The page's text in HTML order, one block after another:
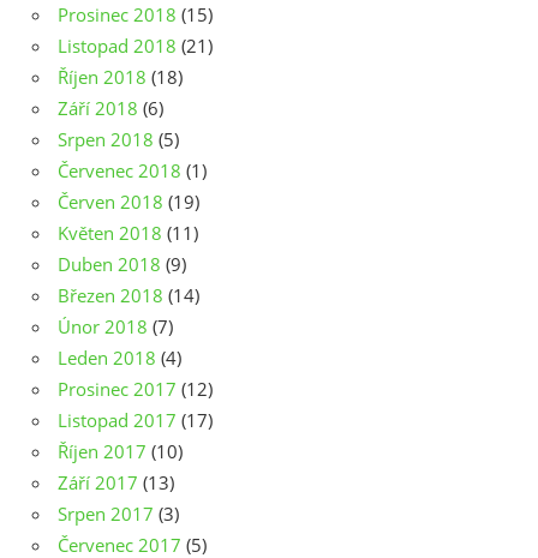
Prosinec 2018 (15)
Listopad 2018 (21)
Říjen 2018 (18)
Září 2018 (6)
Srpen 2018 (5)
Červenec 2018 (1)
Červen 2018 (19)
Květen 2018 (11)
Duben 2018 (9)
Březen 2018 (14)
Únor 2018 (7)
Leden 2018 (4)
Prosinec 2017 (12)
Listopad 2017 (17)
Říjen 2017 (10)
Září 2017 (13)
Srpen 2017 (3)
Červenec 2017 (5)